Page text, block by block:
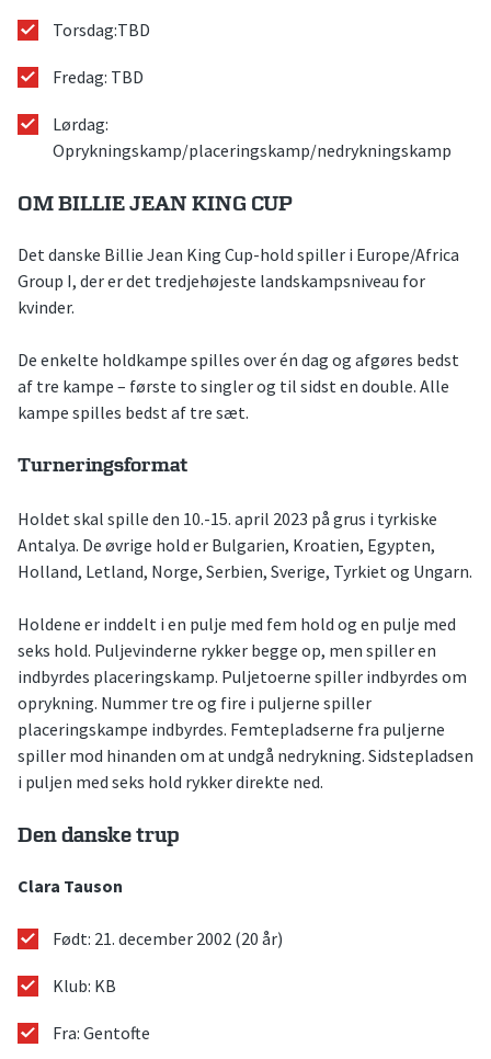
Torsdag:TBD
Fredag: TBD
Lørdag:
Oprykningskamp/placeringskamp/nedrykningskamp
OM BILLIE JEAN KING CUP
Det danske Billie Jean King Cup-hold spiller i Europe/Africa
Group I, der er det tredjehøjeste landskampsniveau for
kvinder.
De enkelte holdkampe spilles over én dag og afgøres bedst
af tre kampe – første to singler og til sidst en double. Alle
kampe spilles bedst af tre sæt.
Turneringsformat
Holdet skal spille den 10.-15. april 2023 på grus i tyrkiske
Antalya. De øvrige hold er Bulgarien, Kroatien, Egypten,
Holland, Letland, Norge, Serbien, Sverige, Tyrkiet og Ungarn.
Holdene er inddelt i en pulje med fem hold og en pulje med
seks hold. Puljevinderne rykker begge op, men spiller en
indbyrdes placeringskamp. Puljetoerne spiller indbyrdes om
oprykning. Nummer tre og fire i puljerne spiller
placeringskampe indbyrdes. Femtepladserne fra puljerne
spiller mod hinanden om at undgå nedrykning. Sidstepladsen
i puljen med seks hold rykker direkte ned.
Den danske trup
Clara Tauson
Født: 21. december 2002 (20 år)
Klub: KB
Fra: Gentofte